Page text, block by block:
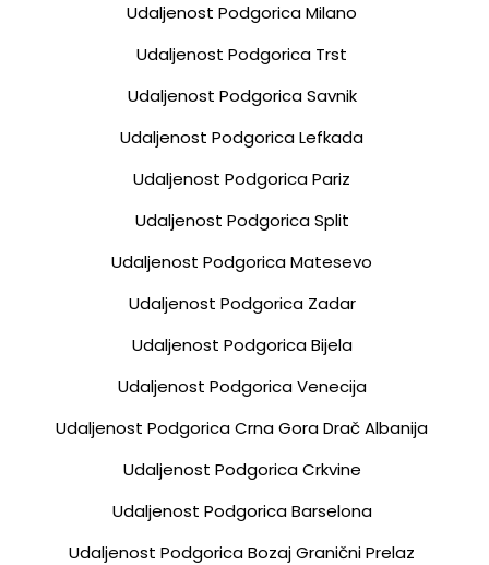
Udaljenost Podgorica Milano
Udaljenost Podgorica Trst
Udaljenost Podgorica Savnik
Udaljenost Podgorica Lefkada
Udaljenost Podgorica Pariz
Udaljenost Podgorica Split
Udaljenost Podgorica Matesevo
Udaljenost Podgorica Zadar
Udaljenost Podgorica Bijela
Udaljenost Podgorica Venecija
Udaljenost Podgorica Crna Gora Drač Albanija
Udaljenost Podgorica Crkvine
Udaljenost Podgorica Barselona
Udaljenost Podgorica Bozaj Granični Prelaz